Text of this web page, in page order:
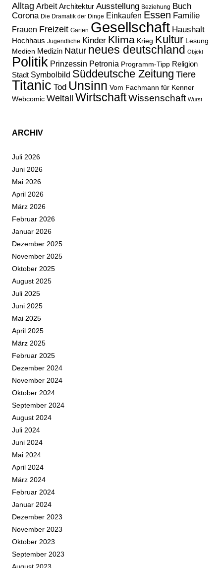
Alltag Arbeit Architektur Ausstellung Beziehung Buch
Corona Die Dramatik der Dinge Einkaufen Essen Familie
Frauen Freizeit Garten Gesellschaft Haushalt
Hochhaus Jugendliche Kinder Klima Krieg Kultur Lesung
Medien Medizin Natur neues deutschland Objekt
Politik Prinzessin Petronia Programm-Tipp Religion
Stadt Symbolbild Süddeutsche Zeitung Tiere
Titanic Tod Unsinn Vom Fachmann für Kenner
Webcomic Weltall WirtschaftWissenschaft Wurst
ARCHIV
Juli 2026
Juni 2026
Mai 2026
April 2026
März 2026
Februar 2026
Januar 2026
Dezember 2025
November 2025
Oktober 2025
August 2025
Juli 2025
Juni 2025
Mai 2025
April 2025
März 2025
Februar 2025
Dezember 2024
November 2024
Oktober 2024
September 2024
August 2024
Juli 2024
Juni 2024
Mai 2024
April 2024
März 2024
Februar 2024
Januar 2024
Dezember 2023
November 2023
Oktober 2023
September 2023